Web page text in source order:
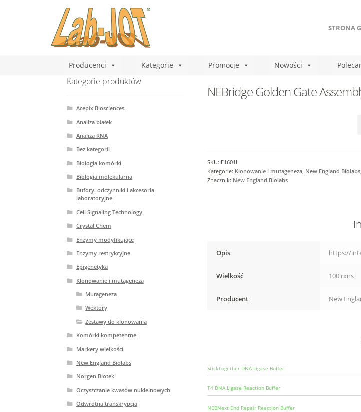
STRONA
Producenci Kategorie Promocje Nowości
NEBridge Golden Gate
SKU: E1601L
Kategorie: Klonowanie i mutageneza, New England Biolabs,
Znacznik: New England Biolabs
Opis https://
Wielkość 100 rxns
Producent New
StickTogether DNA Ligase Buffer
T4 DNA Ligase Reaction Buffer
NEBNext End Repair Reaction Buffer
Kategorie produktów
Acepix Biosciences
Analiza białek
Analiza RNA
Bez kategorii
Biologia komórki
Biologia molekularna
Bufory. odczynniki i akcesoria
laboratoryjne
Cell Signaling Technology
Crystal Chem
Enzymy modyfikujące
Enzymy restrykcyjne
Epigenetyka
Klonowanie i mutageneza
Mutageneza
Wektory
Zestawy do klonowania
Komórki kompetentne
Markery wielkości
New England Biolabs
Norgen Biotek
Oczyszczanie kwasów nukleinowych
Odwrotna transkrypcja